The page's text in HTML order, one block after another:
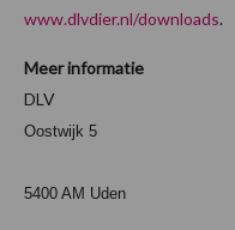
www.dlvdier.nl/downloads.
Meer informatie
DLV
Oostwijk 5
5400 AM Uden